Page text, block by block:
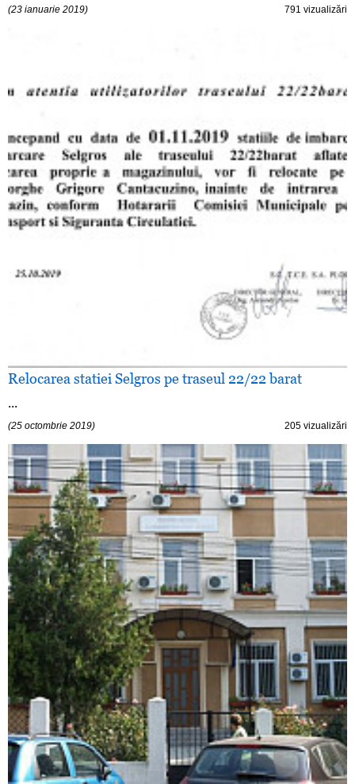
(23 ianuarie 2019) 791 vizualizări
Relocarea statiei Selgros pe traseul 22/22 barat
...
(25 octombrie 2019) 205 vizualizări